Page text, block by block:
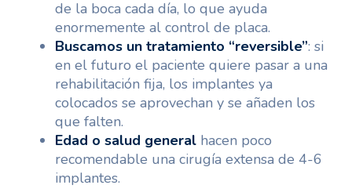
de la boca cada día, lo que ayuda
enormemente al control de placa.
Buscamos un tratamiento “reversible”: si
en el futuro el paciente quiere pasar a una
rehabilitación fija, los implantes ya
colocados se aprovechan y se añaden los
que falten.
Edad o salud general hacen poco
recomendable una cirugía extensa de 4-6
implantes.